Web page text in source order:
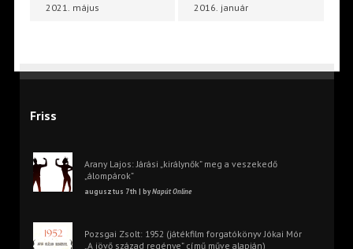
2021. május 2016. január
Friss
Arany Lajos: Járási „királynők” meg a veszekedő
„álompárok”
augusztus 7th | byNapút Online
Pozsgai Zsolt: 1952 (játékfilm forgatókönyv Jókai Mór
„A jövő század regénye” című műve alapján)